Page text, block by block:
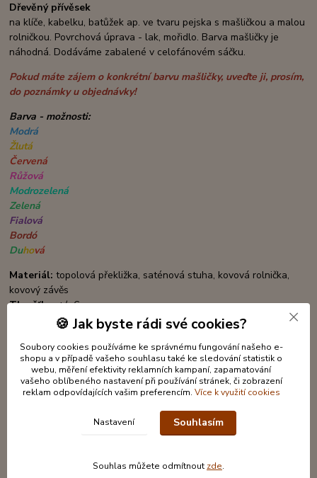
Dřevěný přívěsek
na klíče, kabelku, batůžek ap. ve tvaru pejska s mašličkou a malou
rolničkou. Povrchová úprava - lak, mořidlo. Barva mašličky je
náhodná. Dodáváme zabalené v celofánovém sáčku.
Pokud máte zájem o konkrétní barvu mašličky, uveďte ji, prosím,
do poznámky u objednávky!
Barva - možnosti:
Modrá
Žlutá
Červená
Růžová
Modrozelená
Zelená
Fialová
Bordó
Duhová
Materiál:topolová překližka, saténová stuha, kovová rolnička,
kovový závěs
Tloušťka:+/- 6mm
6 x 4cm + 4,5cm závěs
🍪 Jak byste rádi své cookies?
Soubory cookies používáme ke správnému fungování našeho e-
shopu a v případě vašeho souhlasu také ke sledování statistik o
webu, měření efektivity reklamních kampaní, zapamatování
vašeho oblíbeného nastavení při používání stránek, či zobrazení
reklam odpovídajících vašim preferencím. Více k využití cookies
Nastavení Souhlasím
Souhlas můžete odmítnout zde.